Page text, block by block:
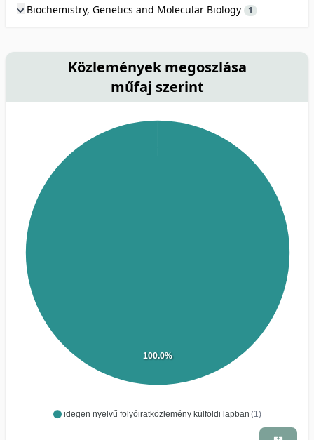
Biochemistry, Genetics and Molecular Biology 1
Közlemények megoszlása
műfaj szerint
idegen nyelvű folyóiratközlemény külföldi lapban (1)
100.0%